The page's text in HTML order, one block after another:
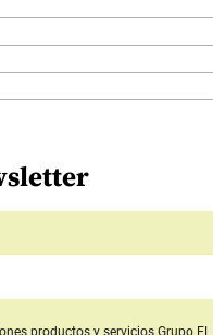
productos y servicios Grupo EL